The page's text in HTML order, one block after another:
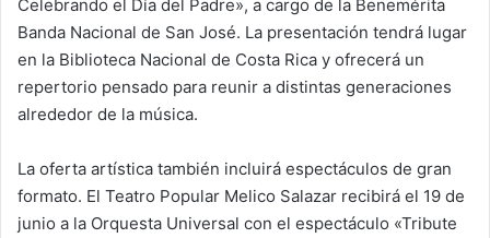
Celebrando el Día del Padre», a cargo de la Benemérita
Banda Nacional de San José. La presentación tendrá lugar
en la Biblioteca Nacional de Costa Rica y ofrecerá un
repertorio pensado para reunir a distintas generaciones
alrededor de la música.
La oferta artística también incluirá espectáculos de gran
formato. El Teatro Popular Melico Salazar recibirá el 19 de
junio a la Orquesta Universal con el espectáculo «Tribute